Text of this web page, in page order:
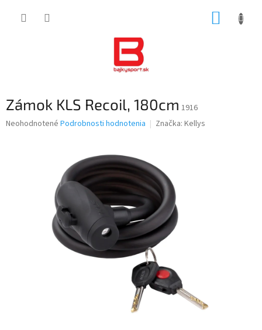
Zámok KLS Recoil, 180cm 1916
Priemerné
Neohodnotené Podrobnosti hodnotenia Značka: Kellys